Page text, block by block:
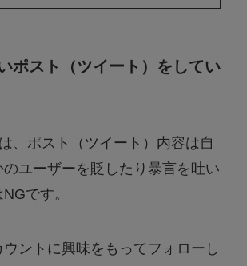
ポスト（ツイート）をしてい
、ポスト（ツイート）内容は自
ユーザーを貶したり暴言を吐い
です。
ントに興味をもってフォローし